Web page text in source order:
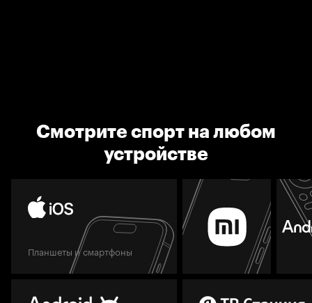
Смотрите спорт на любом
устройстве
Планшеты и смартфоны